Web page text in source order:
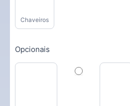
Chaveiros
Opcionais